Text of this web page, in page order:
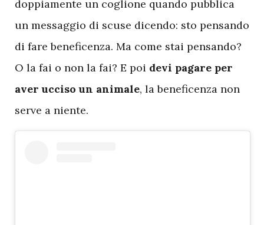
doppiamente un coglione quando pubblica
un messaggio di scuse dicendo: sto pensando
di fare beneficenza. Ma come stai pensando?
O la fai o non la fai? E poi devi pagare per
aver ucciso un animale, la beneficenza non
serve a niente.